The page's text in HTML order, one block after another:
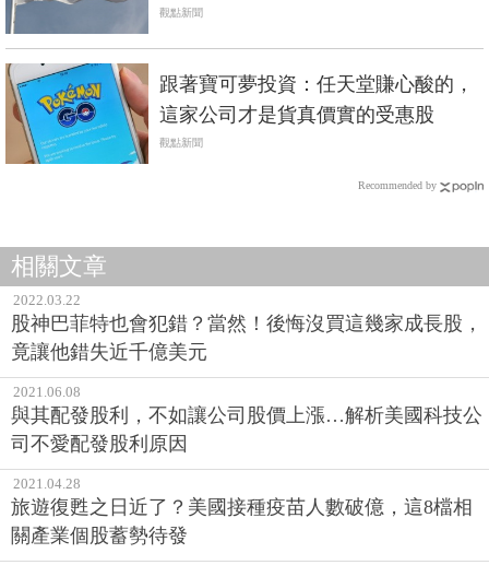
觀點新聞
跟著寶可夢投資：任天堂賺心酸的，
這家公司才是貨真價實的受惠股
觀點新聞
Recommended by
相關文章
2022.03.22
股神巴菲特也會犯錯？當然！後悔沒買這幾家成長股，
竟讓他錯失近千億美元
2021.06.08
與其配發股利，不如讓公司股價上漲…解析美國科技公
司不愛配發股利原因
2021.04.28
旅遊復甦之日近了？美國接種疫苗人數破億，這8檔相
關產業個股蓄勢待發